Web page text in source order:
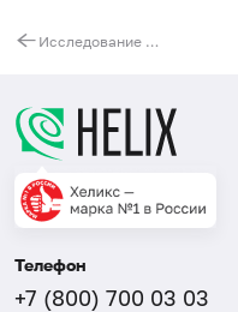
Исследование фактора Н системы комплемента
Телефон
+7 (800) 700 03 03